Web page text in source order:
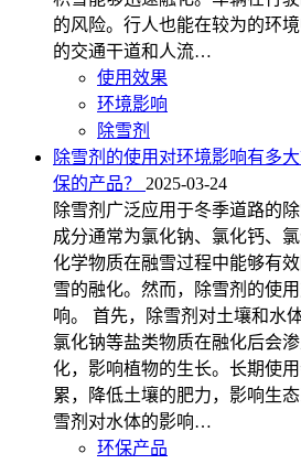
的风险。行人也能在较为的环
的交通干道和人流…
使用效果
环境影响
除雪剂
除雪剂的使用对环境影响有多
保的产品？
2025-03-24
除雪剂广泛应用于冬季道路的
成分通常为氯化钠、氯化钙、
化学物质在融雪过程中能够有
雪的融化。然而，除雪剂的使
响。 首先，除雪剂对土壤和水
氯化钠等盐类物质在融化后会
化，影响植物的生长。长期使
累，降低土壤的肥力，影响生
雪剂对水体的影响…
环保产品